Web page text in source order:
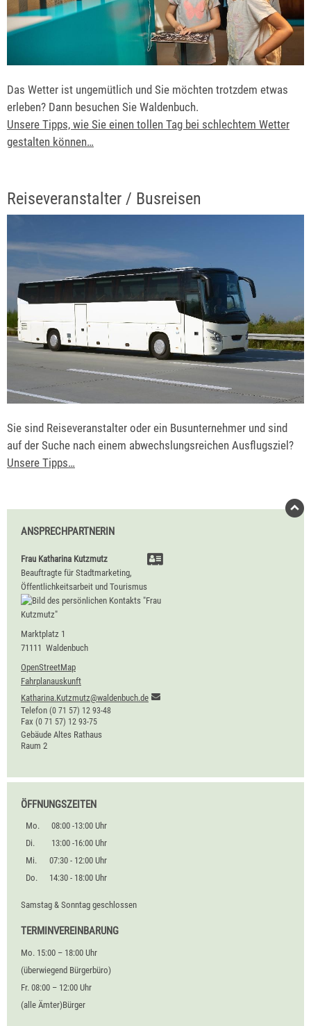
Das Wetter ist ungemütlich und Sie möchten trotzdem etwas
erleben? Dann besuchen Sie Waldenbuch.
Unsere Tipps, wie Sie einen tollen Tag bei schlechtem Wetter
gestalten können…
Reiseveranstalter / Busreisen
Sie sind Reiseveranstalter oder ein Busunternehmer und sind
auf der Suche nach einem abwechslungsreichen Ausflugsziel?
Unsere Tipps…
ANSPRECHPARTNERIN
Frau Katharina Kutzmutz
Beauftragte für Stadtmarketing,
Öffentlichkeitsarbeit und Tourismus
Marktplatz 1
71111 Waldenbuch
OpenStreetMap
Fahrplanauskunft
Katharina.Kutzmutz@waldenbuch.de
Telefon (0 71 57) 12 93-48
Fax (0 71 57) 12 93-75
Gebäude Altes Rathaus
Raum 2
ÖFFNUNGSZEITEN
Mo.
08:00 -13:00 Uhr
Di.
13:00 -16:00 Uhr
Mi.
07:30 - 12:00 Uhr
Do.
14:30 - 18:00 Uhr
Samstag & Sonntag geschlossen
TERMINVEREINBARUNG
Mo. 15:00 – 18:00 Uhr
(überwiegend Bürgerbüro)
Fr. 08:00 – 12:00 Uhr
(alle Ämter)Bürger